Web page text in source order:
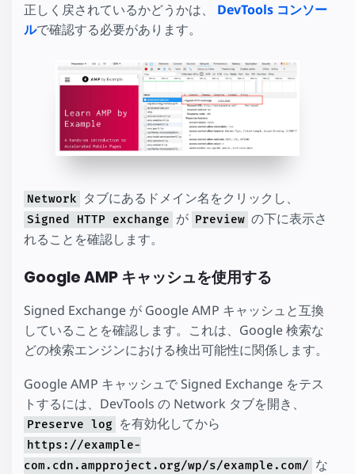
正しく戻されているかどうかは、
DevTools コンソー
ルで確認する必要があります。
Network タブにあるドメイン名をクリックし、
Signed HTTP exchange が Preview の下に表示さ
れることを確認します。
Google AMP キャッシュを使用する
Signed Exchange が Google AMP キャッシュと互換
していることを確認します。これは、Google 検索な
どの検索エンジンにおける検出可能性に関係します。
Google AMP キャッシュで Signed Exchange をテス
トするには、DevTools の Network タブを開き、
Preserve log を有効化してから
https://example-
com.cdn.ampproject.org/wp/s/example.com/ な